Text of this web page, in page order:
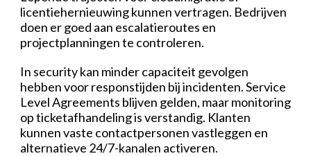
licentiehernieuwing kunnen vertragen. Bedrijven
doen er goed aan escalatieroutes en
projectplanningen te controleren.
In security kan minder capaciteit gevolgen
hebben voor responstijden bij incidenten. Service
Level Agreements blijven gelden, maar monitoring
op ticketafhandeling is verstandig. Klanten
kunnen vaste contactpersonen vastleggen en
alternatieve 24/7-kanalen activeren.